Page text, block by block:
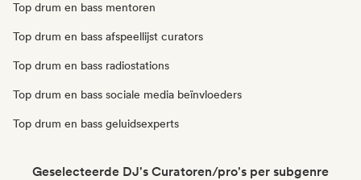
Top drum en bass mentoren
Top drum en bass afspeellijst curators
Top drum en bass radiostations
Top drum en bass sociale media beïnvloeders
Top drum en bass geluidsexperts
Geselecteerde DJ's Curatoren/pro's per subgenre